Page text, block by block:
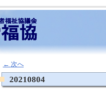
← 次へ
20210804